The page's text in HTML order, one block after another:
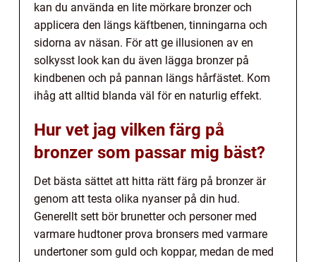
kan du använda en lite mörkare bronzer och
applicera den längs käftbenen, tinningarna och
sidorna av näsan. För att ge illusionen av en
solkysst look kan du även lägga bronzer på
kindbenen och på pannan längs hårfästet. Kom
ihåg att alltid blanda väl för en naturlig effekt.
Hur vet jag vilken färg på
bronzer som passar mig bäst?
Det bästa sättet att hitta rätt färg på bronzer är
genom att testa olika nyanser på din hud.
Generellt sett bör brunetter och personer med
varmare hudtoner prova bronsers med varmare
undertoner som guld och koppar, medan de med